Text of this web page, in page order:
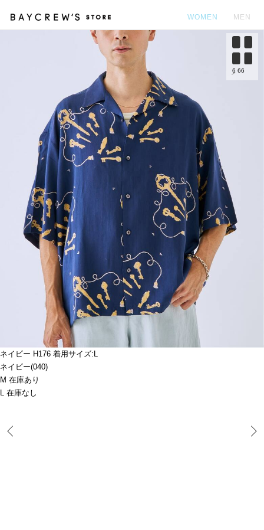
WOMEN MEN
ネイビー H176 着用サイズ:L
ネイビー(040)
M 在庫あり
L 在庫なし
6 66